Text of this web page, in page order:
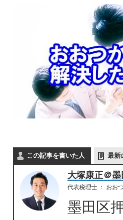
この記事を書いた人 最新
大塚康正＠
代表税理士： おお
墨田区